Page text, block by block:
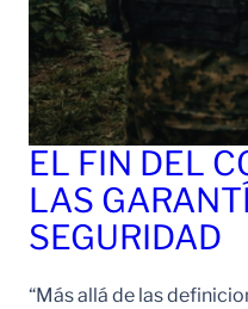
EL FIN DEL
LAS
SEGURIDAD
“Más allá de las